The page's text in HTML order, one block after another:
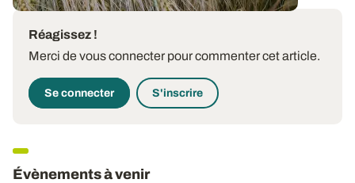
Réagissez !
Merci de vous connecter pour commenter cet article.
Se connecter S'inscrire
Évènements à venir